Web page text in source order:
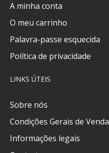
A minha conta
O meu carrinho
Palavra-passe esquecida
Política de privacidade
LINKS ÚTEIS
Sobre nós
Condições Gerais de Venda
Informações legais